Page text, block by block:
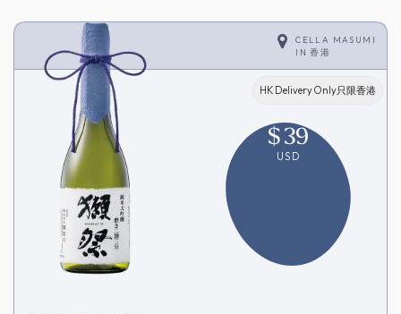
CELLA MASUMI
IN香港
HK Delivery Only只限香港
$39
USD